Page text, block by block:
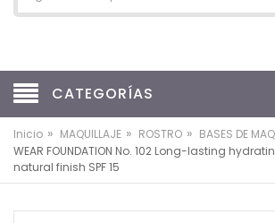
CATEGORÍAS
Inicio » MAQUILLAJE » ROSTRO » BASES DE
WEAR FOUNDATION No. 102 Long-lasting
natural finish SPF 15